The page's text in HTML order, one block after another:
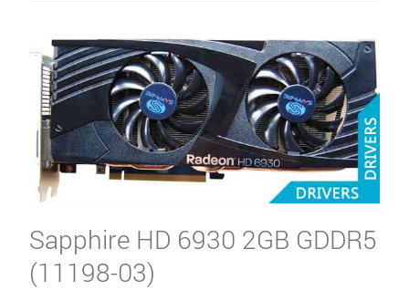
Sapphire HD 6930 2GB GDDR5
(11198-03)